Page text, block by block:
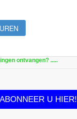
ontvangen? .....
ABONNEER U HIER!